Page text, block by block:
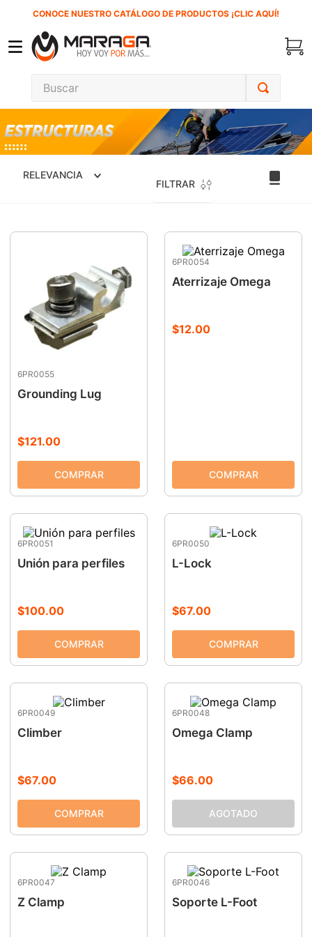
CONOCE NUESTRO CATÁLOGO DE PRODUCTOS ¡CLIC AQUÍ!
Buscar
RELEVANCIA
FILTRAR
6PR0055
Grounding Lug
$121.00
6PR0054
Aterrizaje Omega
$12.00
6PR0051
Unión para perfiles
$100.00
6PR0050
L-Lock
$67.00
6PR0049
Climber
$67.00
6PR0048
Omega Clamp
$66.00
6PR0047
Z Clamp
6PR0046
Soporte L-Foot
TÉRMINOS MÁS BUSCADOS
1.
carbones
interruptor
5.
sierra cinta
lenox
clavos
ke500